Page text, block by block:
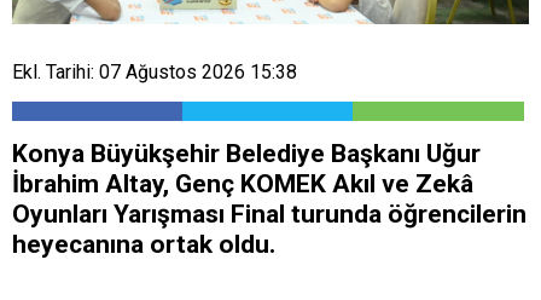
Ekl. Tarihi: 07 Ağustos 2026 15:38
Konya Büyükşehir Belediye Başkanı Uğur
İbrahim Altay, Genç KOMEK Akıl ve Zekâ
Oyunları Yarışması Final turunda öğrencilerin
heyecanına ortak oldu.